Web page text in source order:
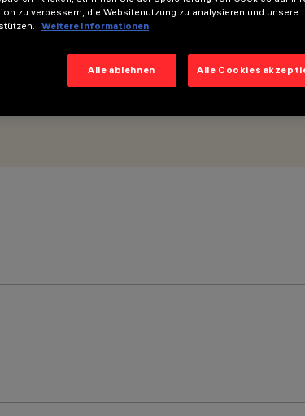
zu verbessern, die Websitenutzung zu analysieren und unsere
Weitere Informationen
Alle ablehnen Alle Cookies